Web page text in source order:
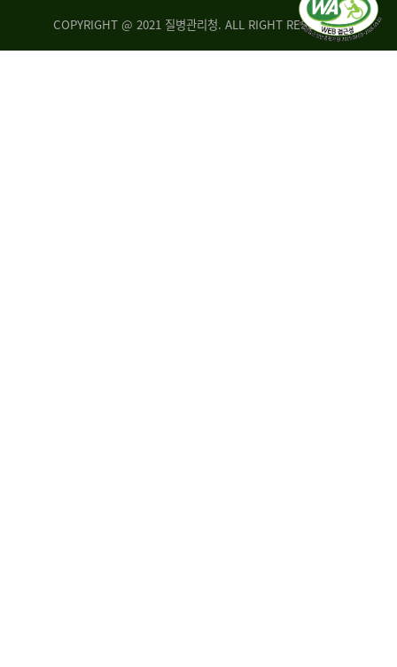
COPYRIGHT @ 2021 질병관리청. ALL RIGHT RESERVED